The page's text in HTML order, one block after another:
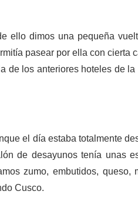
ello dimos una pequeña
pasear por ella con cierta
de los anteriores hoteles de
el día estaba totalmente
de desayunos tenía unas
zumo, embutidos,
Cusco.